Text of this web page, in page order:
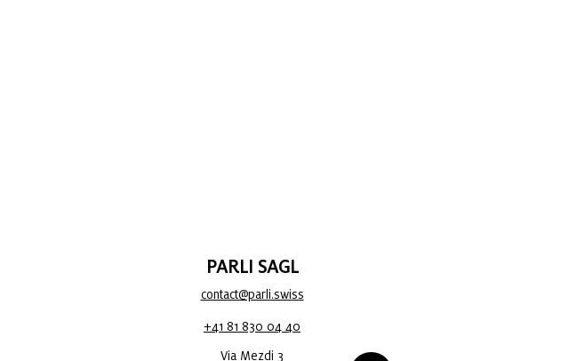
PARLI SAGL
contact@parli.swiss
+41 81 830 04 40
Via Mezdi 3